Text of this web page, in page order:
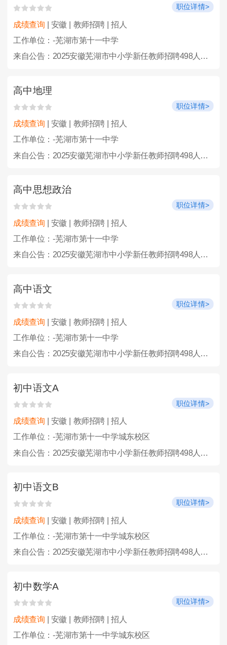
职位详情>
成绩查询 | 安徽 | 教师招聘 | 招人
工作单位：-芜湖市第十一中学
来自公告：2025安徽芜湖市中小学新任教师招聘498人公告
高中地理
职位详情>
成绩查询 | 安徽 | 教师招聘 | 招人
工作单位：-芜湖市第十一中学
来自公告：2025安徽芜湖市中小学新任教师招聘498人公告
高中思想政治
职位详情>
成绩查询 | 安徽 | 教师招聘 | 招人
工作单位：-芜湖市第十一中学
来自公告：2025安徽芜湖市中小学新任教师招聘498人公告
高中语文
职位详情>
成绩查询 | 安徽 | 教师招聘 | 招人
工作单位：-芜湖市第十一中学
来自公告：2025安徽芜湖市中小学新任教师招聘498人公告
初中语文A
职位详情>
成绩查询 | 安徽 | 教师招聘 | 招人
工作单位：-芜湖市第十一中学城东校区
来自公告：2025安徽芜湖市中小学新任教师招聘498人公告
初中语文B
职位详情>
成绩查询 | 安徽 | 教师招聘 | 招人
工作单位：-芜湖市第十一中学城东校区
来自公告：2025安徽芜湖市中小学新任教师招聘498人公告
初中数学A
职位详情>
成绩查询 | 安徽 | 教师招聘 | 招人
工作单位：-芜湖市第十一中学城东校区